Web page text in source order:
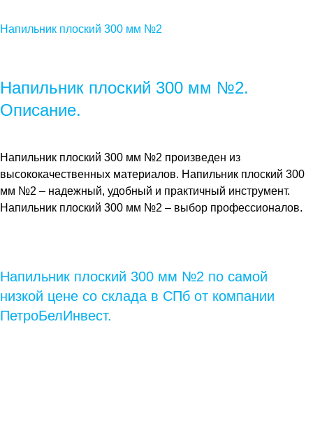
Напильник плоский 300 мм №2
Напильник плоский 300 мм №2.
Описание.
Напильник плоский 300 мм №2 произведен из
высококачественных материалов. Напильник плоский 300
мм №2 – надежный, удобный и практичный инструмент.
Напильник плоский 300 мм №2 – выбор профессионалов.
Напильник плоский 300 мм №2 по самой
низкой цене со склада в СПб от компании
ПетроБелИнвест.